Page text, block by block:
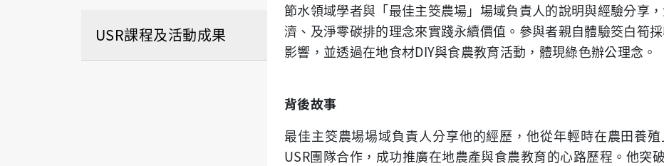
USR課程及活動成果
節水領域學者與「最佳主筊農場」場域負責人的說明與經驗分享
濟、及淨零碳排的理念來實踐永續價值。參與者親自體驗筊白筍
影響，並透過在地食材DIY與食農教育活動，體現綠色辦公理念。
背後故事
最佳主筊農場場域負責人分享他的經歷，他從年輕時在農田養
USR團隊合作，成功推廣在地農產與食農教育的心路歷程。他突